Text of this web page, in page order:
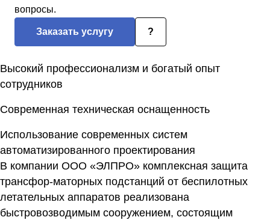
вопросы.
Заказать услугу ?
Высокий профессионализм и богатый опыт
сотрудников
Современная техническая оснащенность
Использование современных систем
автоматизированного проектирования
В компании ООО «ЭЛПРО» комплексная защита
трансфор-маторных подстанций от беспилотных
летательных аппаратов реализована
быстровозводимым сооружением, состоящим